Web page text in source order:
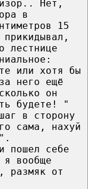
Нет,
в
15
лестнице
или хотя бы
него ещё
он
будете! "
в сторону
сама, нахуй
пошел себе
вообще
размяк от